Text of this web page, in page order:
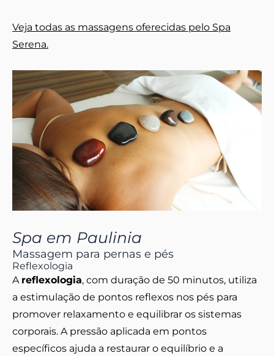
Veja todas as massagens oferecidas pelo Spa
Serena.
Spa em Paulinia
Massagem para pernas e pés
Reflexologia
A reflexologia, com duração de 50 minutos, utiliza
a estimulação de pontos reflexos nos pés para
promover relaxamento e equilibrar os sistemas
corporais. A pressão aplicada em pontos
específicos ajuda a restaurar o equilíbrio e a